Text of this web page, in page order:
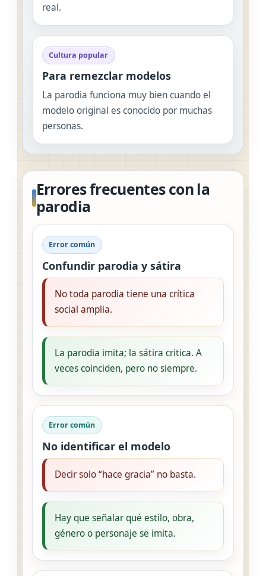
real.
Cultura popular
Para remezclar modelos
La parodia funciona muy bien cuando el
modelo original es conocido por muchas
personas.
Errores frecuentes con la
parodia
Error común
Confundir parodia y sátira
No toda parodia tiene una crítica
social amplia.
La parodia imita; la sátira critica. A
veces coinciden, pero no siempre.
Error común
No identificar el modelo
Decir solo “hace gracia” no basta.
Hay que señalar qué estilo, obra,
género o personaje se imita.